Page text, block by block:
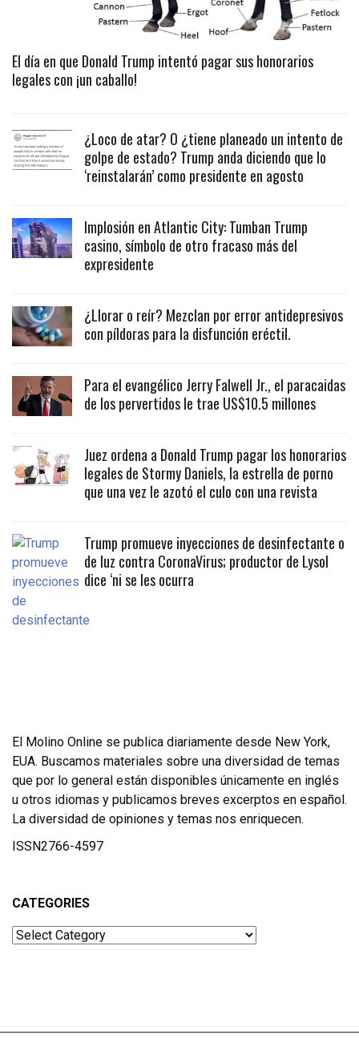
El día en que Donald Trump intentó pagar sus honorarios
legales con ¡un caballo!
¿Loco de atar? O ¿tiene planeado un intento de
golpe de estado? Trump anda diciendo que lo
‘reinstalarán’ como presidente en agosto
Implosión en Atlantic City: Tumban Trump
casino, símbolo de otro fracaso más del
expresidente
¿Llorar o reír? Mezclan por error antidepresivos
con píldoras para la disfunción eréctil.
Para el evangélico Jerry Falwell Jr., el paracaidas
de los pervertidos le trae US$10.5 millones
Juez ordena a Donald Trump pagar los honorarios
legales de Stormy Daniels, la estrella de porno
que una vez le azotó el culo con una revista
Trump promueve inyecciones de desinfectante o
de luz contra CoronaVirus; productor de Lysol
dice ‘ni se les ocurra
El Molino Online se publica diariamente desde New York,
EUA. Buscamos materiales sobre una diversidad de temas
que por lo general están disponibles únicamente en inglés
u otros idiomas y publicamos breves excerptos en español.
La diversidad de opiniones y temas nos enriquecen.
ISSN2766-4597
CATEGORIES
Categories